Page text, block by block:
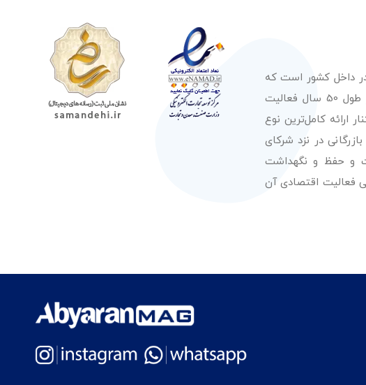
در داخل کشور است که
عرضه با کیفیت‌ترین محصولات از معتبرترین برندهای شناخته شده بین‌المللی را در طول 50 سال فعالیت
ارائه کامل‌ترین نوع
در نزد شرکای
و حفظ و نگهداشت
فعالیت اقتصادی آن